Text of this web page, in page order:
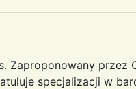
Zaproponowany przez
specjalizacji w